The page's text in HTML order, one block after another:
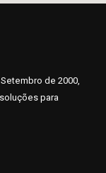
de 2000,
para